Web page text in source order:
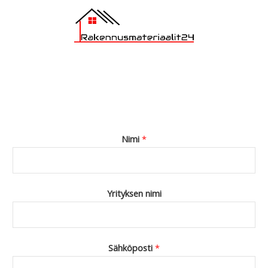
Nimi *
Yrityksen nimi
Sähköposti *